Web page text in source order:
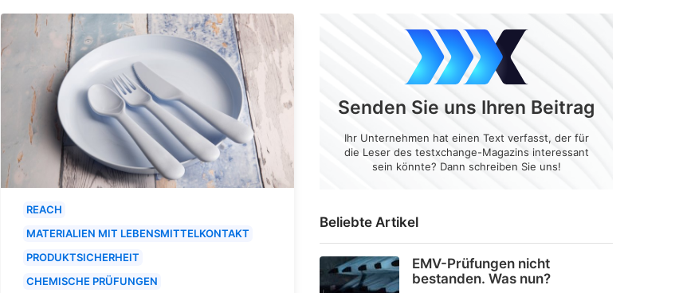
Beliebte Artikel
EMV-Prüfungen nicht
bestanden. Was nun?
Senden Sie uns Ihren Beitrag
Ihr Unternehmen hat einen Text verfasst, der für
die Leser des testxchange-Magazins interessant
sein könnte? Dann schreiben Sie uns!
REACH
MATERIALIEN MIT LEBENSMITTELKONTAKT
PRODUKTSICHERHEIT
CHEMISCHE PRÜFUNGEN